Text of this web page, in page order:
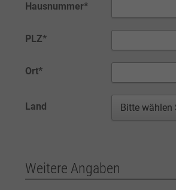
Hausnummer*
PLZ*
Ort*
Land
Weitere Angaben